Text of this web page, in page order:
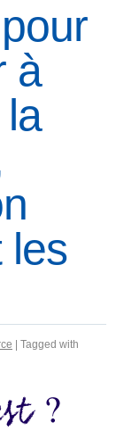
à
les
| Tagged with